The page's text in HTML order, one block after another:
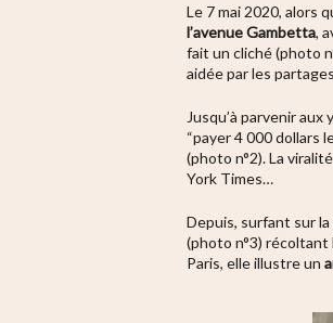
Le 7 mai 2020, alors
l’avenue Gambetta,
fait un cliché (photo
aidée par les
Jusqu’à parvenir
“payer 4 000 dollars
(photo n°2). La
York Times…
Depuis, surfant sur
(photo n°3) récoltant
Paris, elle illustre un